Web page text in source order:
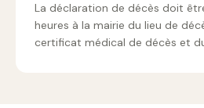
La déclaration de décès doit
heures à la mairie du lieu de
certificat médical de décès et